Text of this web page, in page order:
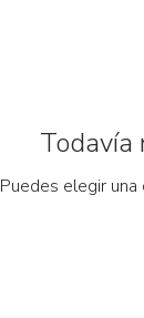
Todavía
Puedes elegir